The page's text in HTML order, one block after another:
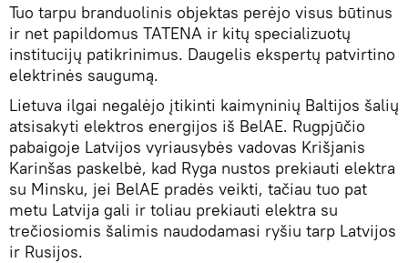
Tuo tarpu branduolinis objektas perėjo visus būtinus
ir net papildomus TATENA ir kitų specializuotų
institucijų patikrinimus. Daugelis ekspertų patvirtino
elektrinės saugumą.
Lietuva ilgai negalėjo įtikinti kaimyninių Baltijos šalių
atsisakyti elektros energijos iš BelAE. Rugpjūčio
pabaigoje Latvijos vyriausybės vadovas Krišjanis
Karinšas paskelbė, kad Ryga nustos prekiauti elektra
su Minsku, jei BelAE pradės veikti, tačiau tuo pat
metu Latvija gali ir toliau prekiauti elektra su
trečiosiomis šalimis naudodamasi ryšiu tarp Latvijos
ir Rusijos.